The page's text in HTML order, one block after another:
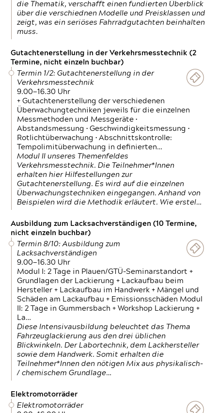
die Thematik, verschafft einen fundierten Überblick
über die verschiednen Modelle und Preisklassen und
zeigt, was ein seriöses Fahrradgutachten beinhalten
muss.
Gutachtenerstellung in der Verkehrsmesstechnik (2
Termine, nicht einzeln buchbar)
Termin 1/2: Gutachtenerstellung in der
Verkehrsmesstechnik
9.00—16.30 Uhr
+ Gutachtenerstellung der verschiedenen
Überwachungtechniken jeweils für die einzelnen
Messmethoden und Messgeräte •
Abstandsmessung • Geschwindigkeitsmessung •
Rotlichtüberwachung • Abschnittskontrolle:
Tempolimitüberwachung in definierten…
Modul II unseres Themenfeldes
Verkehrsmesstechnik. Die Teilnehmer*Innen
erhalten hier Hilfestellungen zur
Gutachtenerstellung. Es wird auf die einzelnen
Überwachungstechniken eingegangen. Anhand von
Beispielen wird die Methodik erläutert. Wie erstel…
Ausbildung zum Lacksachverständigen (10 Termine,
nicht einzeln buchbar)
Termin 8/10: Ausbildung zum
Lacksachverständigen
9.00—16.30 Uhr
Modul I: 2 Tage in Plauen/GTÜ-Seminarstandort +
Grundlagen der Lackierung + Lackaufbau beim
Hersteller + Lackaufbau im Handwerk + Mängel und
Schäden am Lackaufbau + Emissionsschäden Modul
II: 2 Tage in Gummersbach + Workshop Lackierung +
La…
Diese Intensivausbildung beleuchtet das Thema
Fahrzeuglackierung aus den drei üblichen
Blickwinkeln. Der Labortechnik, dem Lackhersteller
sowie dem Handwerk. Somit erhalten die
Teilnehmer*Innen den nötigen Mix aus physikalisch-
/ chemischem Grundlage…
Elektromotorräder
Elektromotorräder